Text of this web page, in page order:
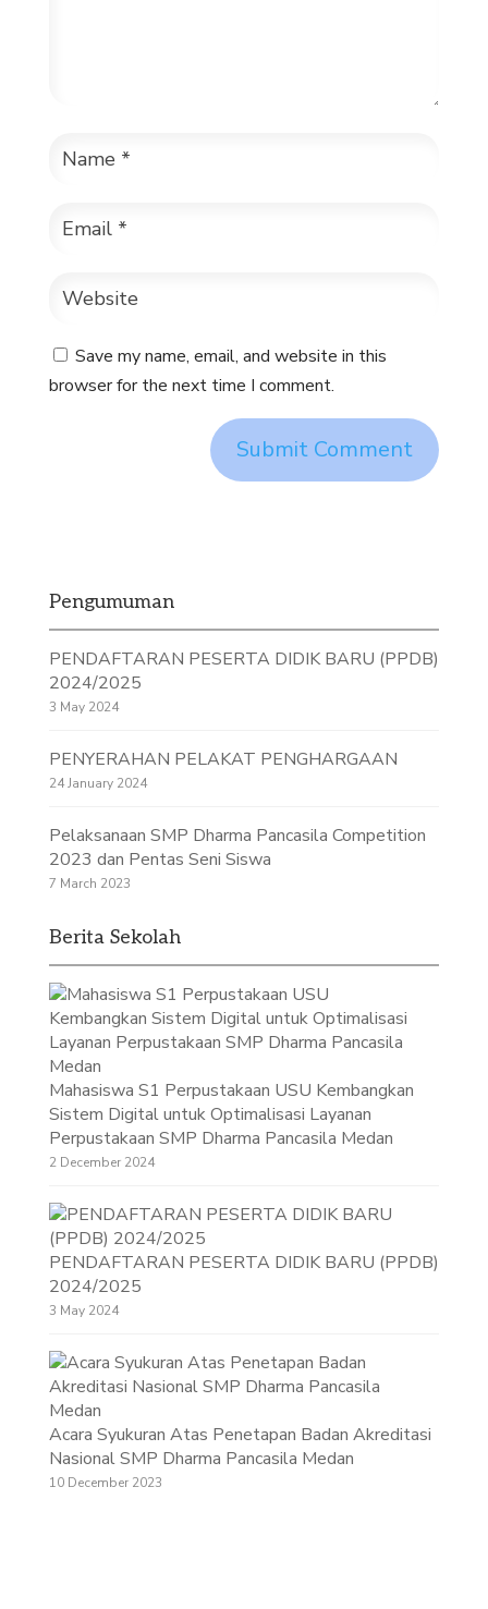
Save my name, email, and website in this
browser for the next time I comment.
Pengumuman
PENDAFTARAN PESERTA DIDIK BARU (PPDB)
2024/2025
3 May 2024
PENYERAHAN PELAKAT PENGHARGAAN
24 January 2024
Pelaksanaan SMP Dharma Pancasila Competition
2023 dan Pentas Seni Siswa
7 March 2023
Berita Sekolah
Mahasiswa S1 Perpustakaan USU Kembangkan
Sistem Digital untuk Optimalisasi Layanan
Perpustakaan SMP Dharma Pancasila Medan
2 December 2024
PENDAFTARAN PESERTA DIDIK BARU (PPDB)
2024/2025
3 May 2024
Acara Syukuran Atas Penetapan Badan Akreditasi
Nasional SMP Dharma Pancasila Medan
10 December 2023